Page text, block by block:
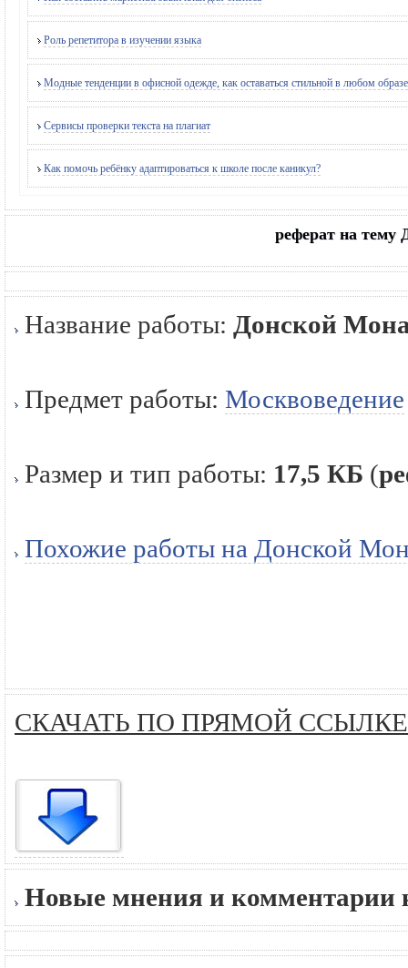
Роль репетитора в изучении языка
Модные тенденции в офисной одежде, как оставаться стильной в любом образе
Сервисы проверки текста на плагиат
Как помочь ребёнку адаптироваться к школе после каникул?
реферат на тему
Название работы: Донской
Предмет работы: Москвоведение
Размер и тип работы: 17,5 КБ (
Похожие работы на Донской
СКАЧАТЬ ПО ПРЯМОЙ ССЫЛКЕ
Новые мнения и комментарии